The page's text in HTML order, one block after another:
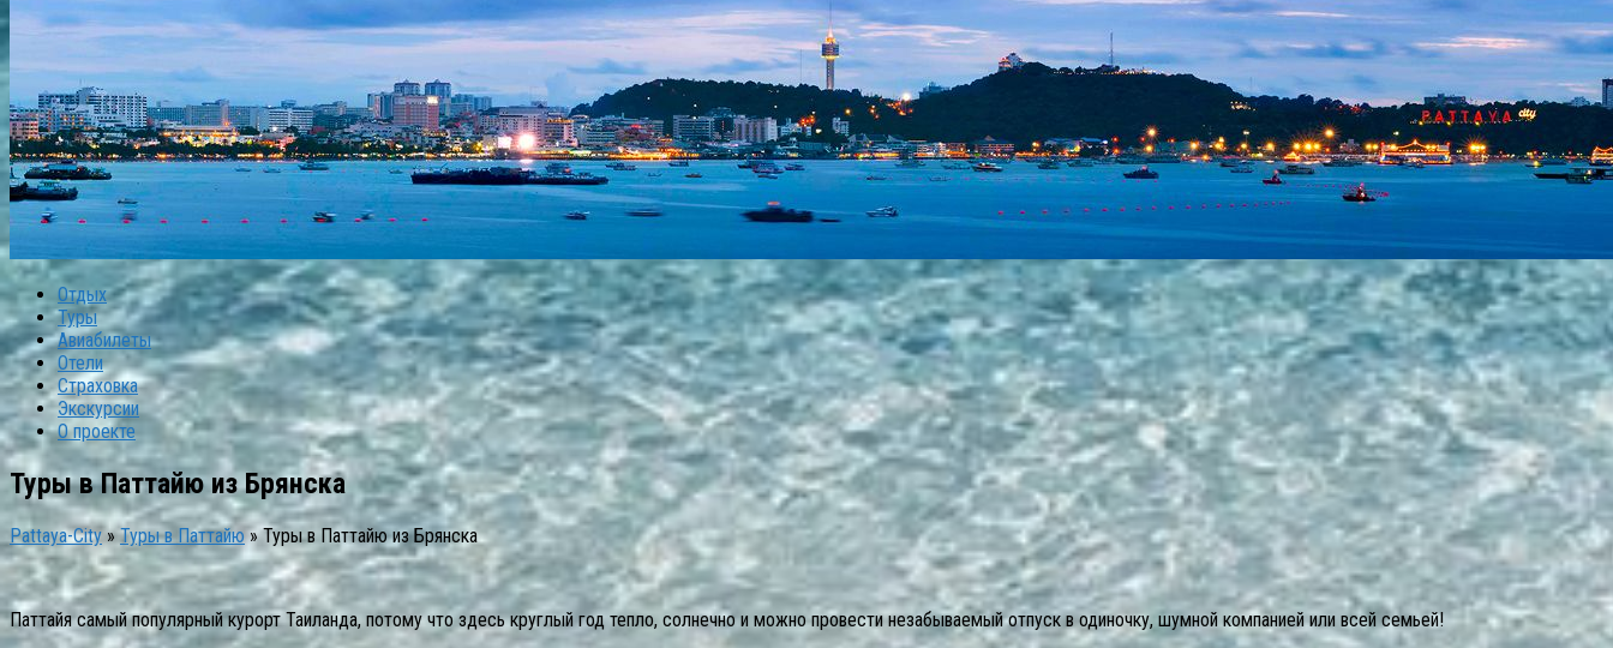
Отдых
Туры
Авиабилеты
Отели
Страховка
Экскурсии
О проекте
Туры в Паттайю из Брянска
Pattaya-City »Туры в Паттайю»Туры в Паттайю из Брянска
Паттайя самый популярный курорт Таиланда, потому что здесь круглый год тепло, солнечно и можно провести незабываемый отпуск в одиночку, шумной компанией или всей семьей!